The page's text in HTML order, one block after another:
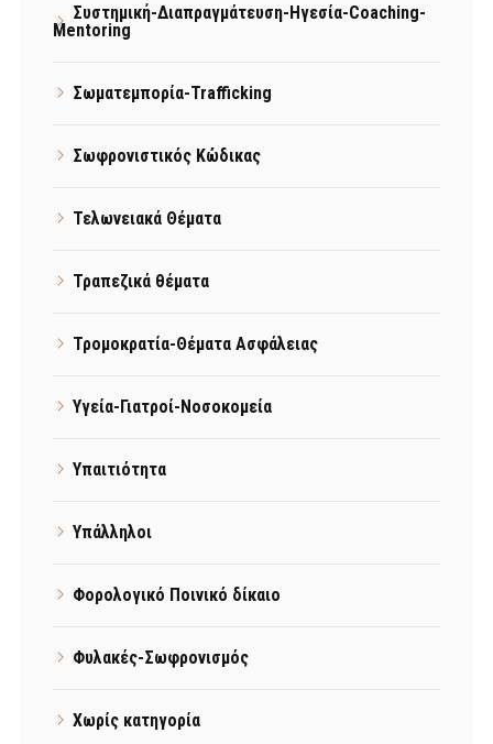
Συστημική-Διαπραγμάτευση-Ηγεσία-Coaching-
Mentoring
Σωματεμπορία-Trafficking
Σωφρονιστικός Κώδικας
Τελωνειακά Θέματα
Τραπεζικά θέματα
Τρομοκρατία-Θέματα Ασφάλειας
Υγεία-Γιατροί-Νοσοκομεία
Υπαιτιότητα
Υπάλληλοι
Φορολογικό Ποινικό δίκαιο
Φυλακές-Σωφρονισμός
Χωρίς κατηγορία